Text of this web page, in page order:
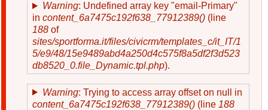
Warning: Undefined array key "email-Primary"
in content_6a7475c192f638_77912389() (line
188 of
sites/sportforma.it/files/civicrm/templates_c/it_IT/1
5/e9/48/15e9489abd4a250d4c575f8a5df2f3d523
db8520_0.file_Dynamic.tpl.php).
Warning: Trying to access array offset on null in
content_6a7475c192f638_77912389() (line 188